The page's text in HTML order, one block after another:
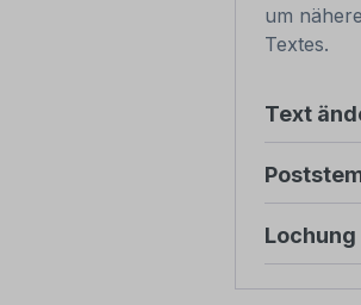
um
Textes.
Text